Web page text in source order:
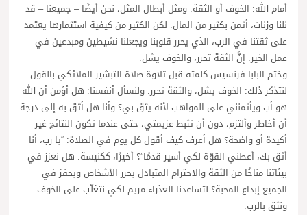
أمام الله: الخوف أو الثقة. ومثل أبطال المثل، نحن أيضًا – جميعنا – قد
نلنا وزنات، أثمن بكثير من المال. لكن الكثير من كيفية استثمارها يعتمد
على ثقتنا في الرب، الذي يحرر قلوبنا ويجعلنا نشيطين ومبدعين في
عمل الخير. إنَّ الثقة تحرر، والخوف يشل.
وختم البابا فرنسيس كلمته قبل تلاوة صلاة التبشير الملائكي بالقول
لنتذكر ذلك: الخوف يشل، والثقة تحرر. ولنسأل أنفسنا: هل أؤمن أن الله
هو أب ويأتمنني على المواهب لأنه يثق بي؟ وأنا هل أثق به إلى درجة
أن أخاطر وألتزم، دون أن تثبط عزيمتي، حتى عندما تكون النتائج غير
أكيدة أو واضحة؟ هل أعرف كيف أقول كل يوم في الصلاة: “يا رب، أنا
أثق بك، أعطني القوّة لكي أسير قدمًا”؟ أخيرًا، ككنيسة: هل نعزز في
بيئاتنا مناخًا من الثقة والاحترام المتبادل يحرر الأشخاص ويحفز في
الجميع إبداع المحبة؟ لتساعدنا العذراء مريم لكي نتغلّب على الخوف
ونثق بالرب.